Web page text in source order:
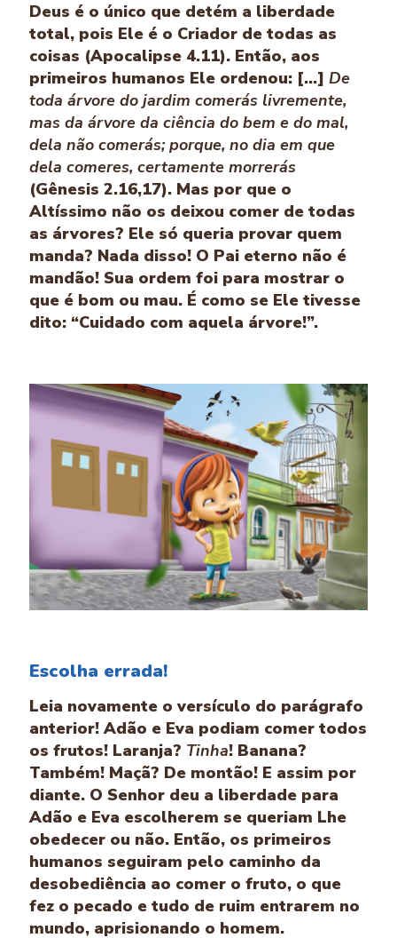
Deus é o único que detém a liberdade
total, pois Ele é o Criador de todas as
coisas (Apocalipse 4.11). Então, aos
primeiros humanos Ele ordenou: [...] De
toda árvore do jardim comerás livremente,
mas da árvore da ciência do bem e do mal,
dela não comerás; porque, no dia em que
dela comeres, certamente morrerás
(Gênesis 2.16,17). Mas por que o
Altíssimo não os deixou comer de todas
as árvores? Ele só queria provar quem
manda? Nada disso! O Pai eterno não é
mandão! Sua ordem foi para mostrar o
que é bom ou mau. É como se Ele tivesse
dito: “Cuidado com aquela árvore!”.
Escolha errada!
Leia novamente o versículo do parágrafo
anterior! Adão e Eva podiam comer todos
os frutos! Laranja? Tinha! Banana?
Também! Maçã? De montão! E assim por
diante. O Senhor deu a liberdade para
Adão e Eva escolherem se queriam Lhe
obedecer ou não. Então, os primeiros
humanos seguiram pelo caminho da
desobediência ao comer o fruto, o que
fez o pecado e tudo de ruim entrarem no
mundo, aprisionando o homem.